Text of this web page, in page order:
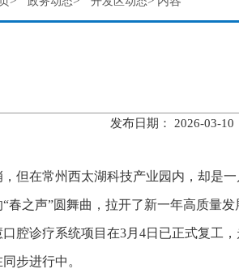
发布日期： 2026-03-
但在常州西太湖科技产业园内，却是
“春之声”圆舞曲，拉开了新一年高质量
腔诊疗系统项目在3月4日已正式复工
步进行中。